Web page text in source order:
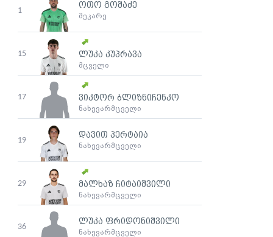
1
ოთო გოშაძე
მეკარე
15 ლუკა კუპრავა
მცველი
17 ვიკტორ ბლიზნიჩენკო
ნახევარმცველი
19
დავით პერტაია
ნახევარმცველი
29 მალხაზ ჩიტაიშვილი
ნახევარმცველი
36
ლუკა ფრიდონიშვილი
ნახევარმცველი